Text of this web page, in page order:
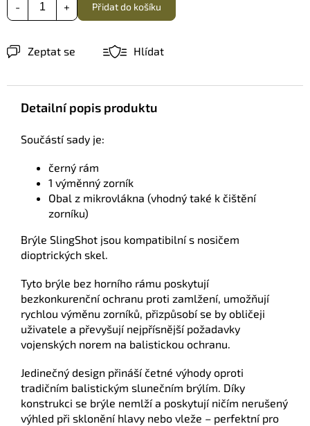
Přidat do košíku
Zeptat se Hlídat
Detailní popis produktu
Součástí sady je:
černý rám
1 výměnný zorník
Obal z mikrovlákna (vhodný také k čištění
zorníku)
Brýle SlingShot jsou kompatibilní s nosičem
dioptrických skel.
Tyto brýle bez horního rámu poskytují
bezkonkurenční ochranu proti zamlžení, umožňují
rychlou výměnu zorníků, přizpůsobí se by obličeji
uživatele a převyšují nejpřísnější požadavky
vojenských norem na balistickou ochranu.
Jedinečný design přináší četné výhody oproti
tradičním balistickým slunečním brýlím. Díky
konstrukci se brýle nemlží a poskytují ničím nerušený
výhled při sklonění hlavy nebo vleže – perfektní pro